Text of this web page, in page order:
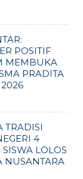
POSITIF
MEMBUKA
PRADITA
TRADISI
4
LOLOS
NUSANTARA